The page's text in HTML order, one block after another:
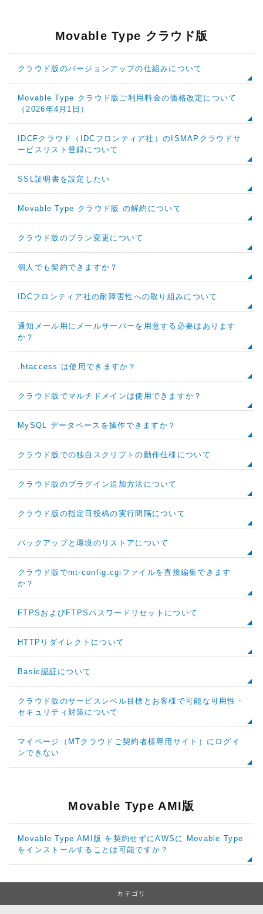
Movable Type クラウド版
クラウド版のバージョンアップの仕組みについて
Movable Type クラウド版ご利用料金の価格改定について
（2026年4月1日）
IDCFクラウド（IDCフロンティア社）のISMAPクラウドサ
ービスリスト登録について
SSL証明書を設定したい
Movable Type クラウド版 の解約について
クラウド版のプラン変更について
個人でも契約できますか？
IDCフロンティア社の耐障害性への取り組みについて
通知メール用にメールサーバーを用意する必要はあります
か？
.htaccess は使用できますか？
クラウド版でマルチドメインは使用できますか？
MySQL データベースを操作できますか？
クラウド版での独自スクリプトの動作仕様について
クラウド版のプラグイン追加方法について
クラウド版の指定日投稿の実行間隔について
バックアップと環境のリストアについて
クラウド版でmt-config.cgiファイルを直接編集できます
か？
FTPSおよびFTPSパスワードリセットについて
HTTPリダイレクトについて
Basic認証について
クラウド版のサービスレベル目標とお客様で可能な可用性・
セキュリティ対策について
マイページ（MTクラウドご契約者様専用サイト）にログイ
ンできない
Movable Type AMI版
Movable Type AMI版 を契約せずにAWSに Movable Type
をインストールすることは可能ですか？
カテゴリ